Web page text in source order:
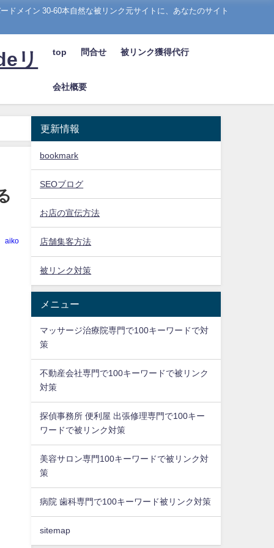
ドメイン 30-60本自然な被リンク元サイトに、あなたのサイト
リ top 問合せ 被リンク獲得代行
会社概要
aiko
更新情報
bookmark
SEOブログ
お店の宣伝方法
店舗集客方法
被リンク対策
メニュー
マッサージ治療院専門で100キーワードで対
策
不動産会社専門で100キーワードで被リンク
対策
探偵事務所 便利屋 出張修理専門で100キー
ワードで被リンク対策
美容サロン専門100キーワードで被リンク対
策
病院 歯科専門で100キーワード被リンク対策
sitemap